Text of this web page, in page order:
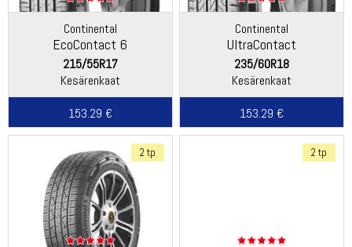
Continental
EcoContact 6
215/55R17
Kesärenkaat
153.29 €
Continental
UltraContact
235/60R18
Kesärenkaat
153.29 €
2 tp 2 tp